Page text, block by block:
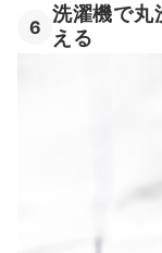
6
洗濯機で丸
える